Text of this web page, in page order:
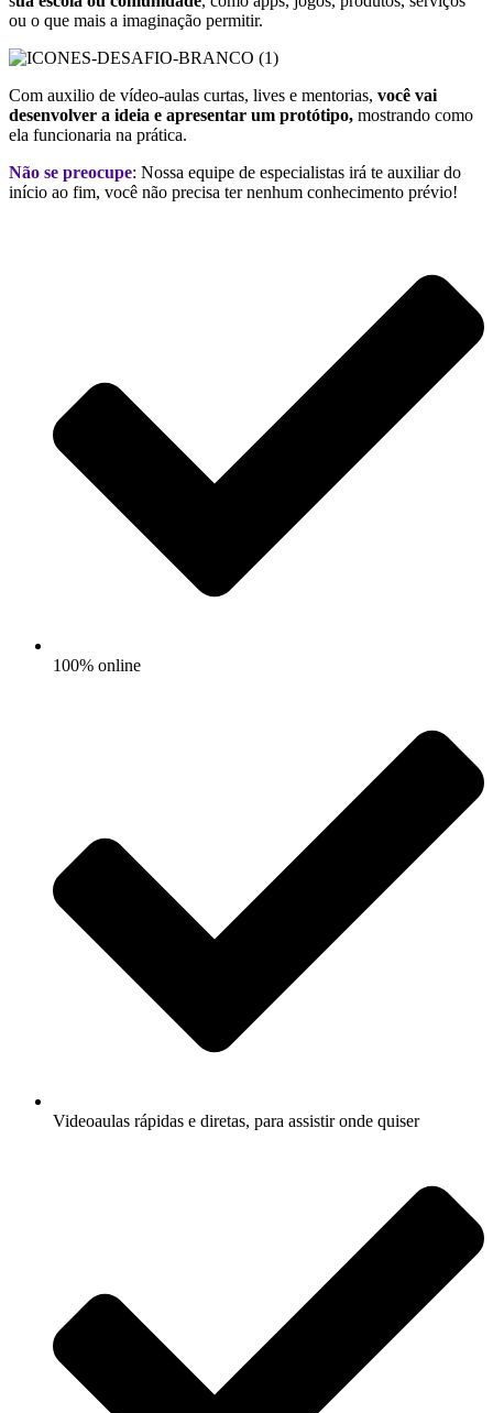
ou o que mais a imaginação permitir.
Com auxilio de vídeo-aulas curtas, lives e mentorias, você vai
desenvolver a ideia e apresentar um protótipo, mostrando como
ela funcionaria na prática.
Não se preocupe: Nossa equipe de especialistas irá te auxiliar do
início ao fim, você não precisa ter nenhum conhecimento prévio!
100% online
Videoaulas rápidas e diretas, para assistir onde quiser